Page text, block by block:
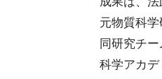
元物質科
同研究チ
科学アカデ